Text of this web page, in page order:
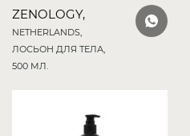
ZENOLOGY,
NETHERLANDS,
ЛОСЬОН ДЛЯ ТЕЛА,
500 МЛ.